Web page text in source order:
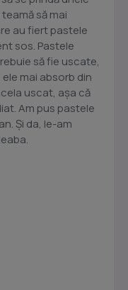
să mai
au fiert pastele
sos. Pastele
să fie uscate,
mai absorb din
uscat, așa că
Am pus pastele
Și da, le-am